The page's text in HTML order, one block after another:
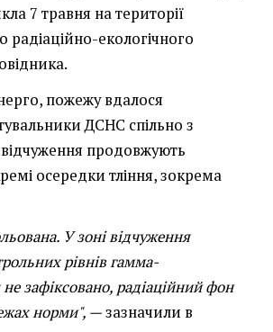
7 травня на території
радіаційно-екологічного
пожежу вдалося
ДСНС спільно з
продовжують
осередки тління, зокрема
У зоні відчуження
рівнів гамма-
зафіксовано, радіаційний фон
норми", —зазначили в